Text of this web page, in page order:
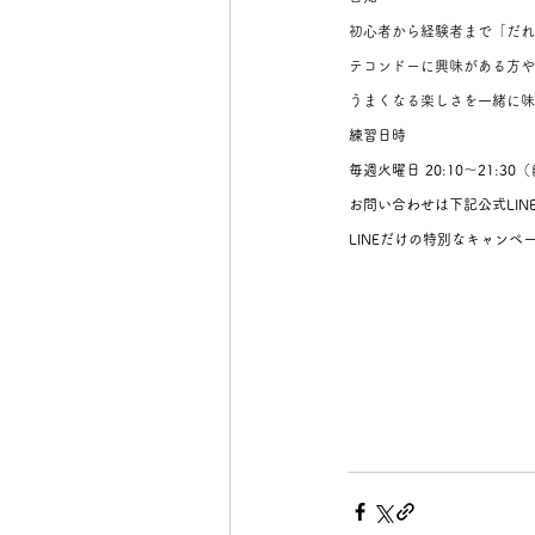
初心者から経験者まで「だ
テコンドーに興味がある方
うまくなる楽しさを一緒に
練習日時
毎週火曜日 20:10～21:30（
お問い合わせは下記公式
LINEだけの特別なキャンペ